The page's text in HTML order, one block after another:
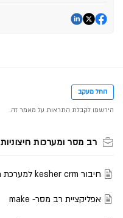
החל מעקב
רב מסר ומערכות חיצוניות
חיבור kesher crm למערכת רב מסר החדשה
אפליקציית רב מסר- make